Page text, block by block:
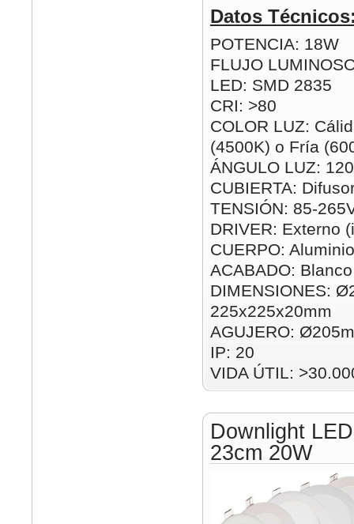
Datos
POTENCIA: 18W
FLUJO
LED: SMD 2835
CRI: >80
COLOR LUZ:
(4500K) o Fría
ÁNGULO LUZ:
CUBIERTA:
TENSIÓN: 85-
DRIVER: Externo
CUERPO: Aluminio
ACABADO: Blanco
DIMENSIONES:
225x225x20mm
AGUJERO:
IP: 20
VIDA ÚTIL:
Downlight
23cm 20W